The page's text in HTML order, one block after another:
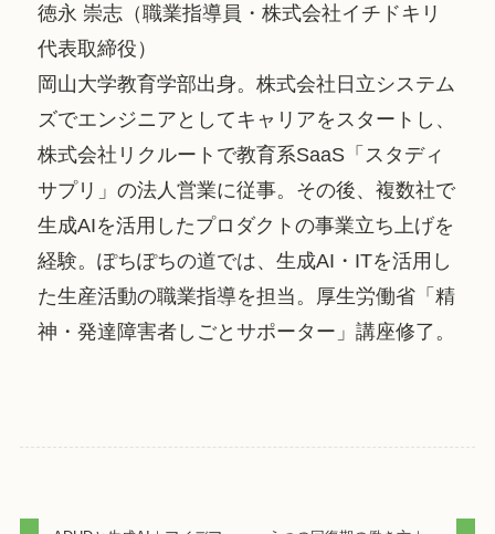
徳永 崇志（職業指導員・株式会社イチドキリ
代表取締役）
岡山大学教育学部出身。株式会社日立システム
ズでエンジニアとしてキャリアをスタートし、
株式会社リクルートで教育系SaaS「スタディ
サプリ」の法人営業に従事。その後、複数社で
生成AIを活用したプロダクトの事業立ち上げを
経験。ぽちぽちの道では、生成AI・ITを活用し
た生産活動の職業指導を担当。厚生労働省「精
神・発達障害者しごとサポーター」講座修了。